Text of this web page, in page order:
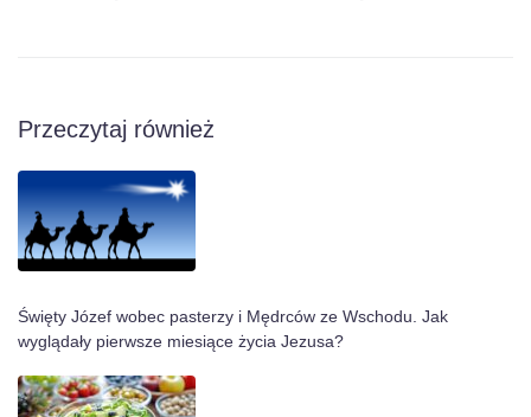
Przeczytaj również
Święty Józef wobec pasterzy i Mędrców ze Wschodu. Jak
wyglądały pierwsze miesiące życia Jezusa?